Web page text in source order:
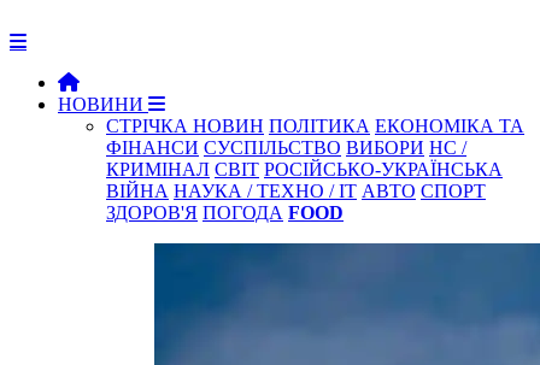
НОВИНИ
СТРІЧКА НОВИН ПОЛІТИКА ЕКОНОМІКА ТА
ФІНАНСИ СУСПІЛЬСТВО ВИБОРИ НС /
КРИМІНАЛ СВІТ РОСІЙСЬКО-УКРАЇНСЬКА
ВІЙНА НАУКА / ТЕХНО / IT АВТО СПОРТ
ЗДОРОВ'Я ПОГОДА FOOD